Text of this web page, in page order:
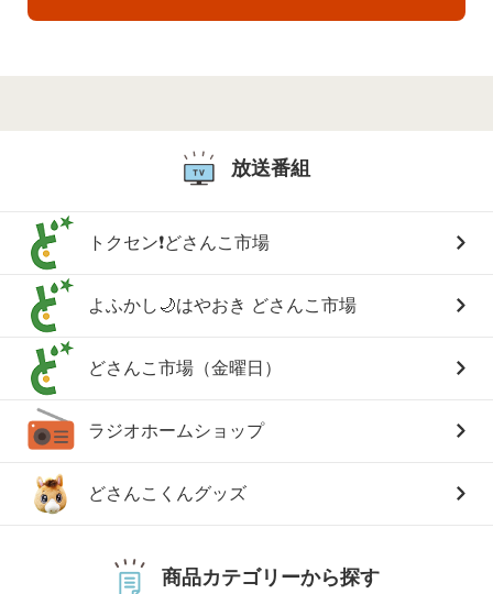
放送番組
トクセン❗どさんこ市場
よふかし🌙はやおき どさんこ市場
どさんこ市場（金曜日）
ラジオホームショップ
どさんこくんグッズ
商品カテゴリーから探す